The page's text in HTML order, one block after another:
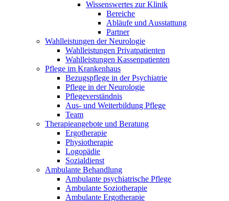
Wissenswertes zur Klinik
Bereiche
Abläufe und Ausstattung
Partner
Wahlleistungen der Neurologie
Wahlleistungen Privatpatienten
Wahlleistungen Kassenpatienten
Pflege im Krankenhaus
Bezugspflege in der Psychiatrie
Pflege in der Neurologie
Pflegeverständnis
Aus- und Weiterbildung Pflege
Team
Therapieangebote und Beratung
Ergotherapie
Physiotherapie
Logopädie
Sozialdienst
Ambulante Behandlung
Ambulante psychiatrische Pflege
Ambulante Soziotherapie
Ambulante Ergotherapie